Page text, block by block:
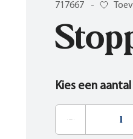
717667 -
Kies een aantal